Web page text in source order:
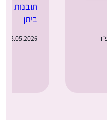
תובנות
ביתן
03.05.2026 | ט״ז באייר תשפ״ו